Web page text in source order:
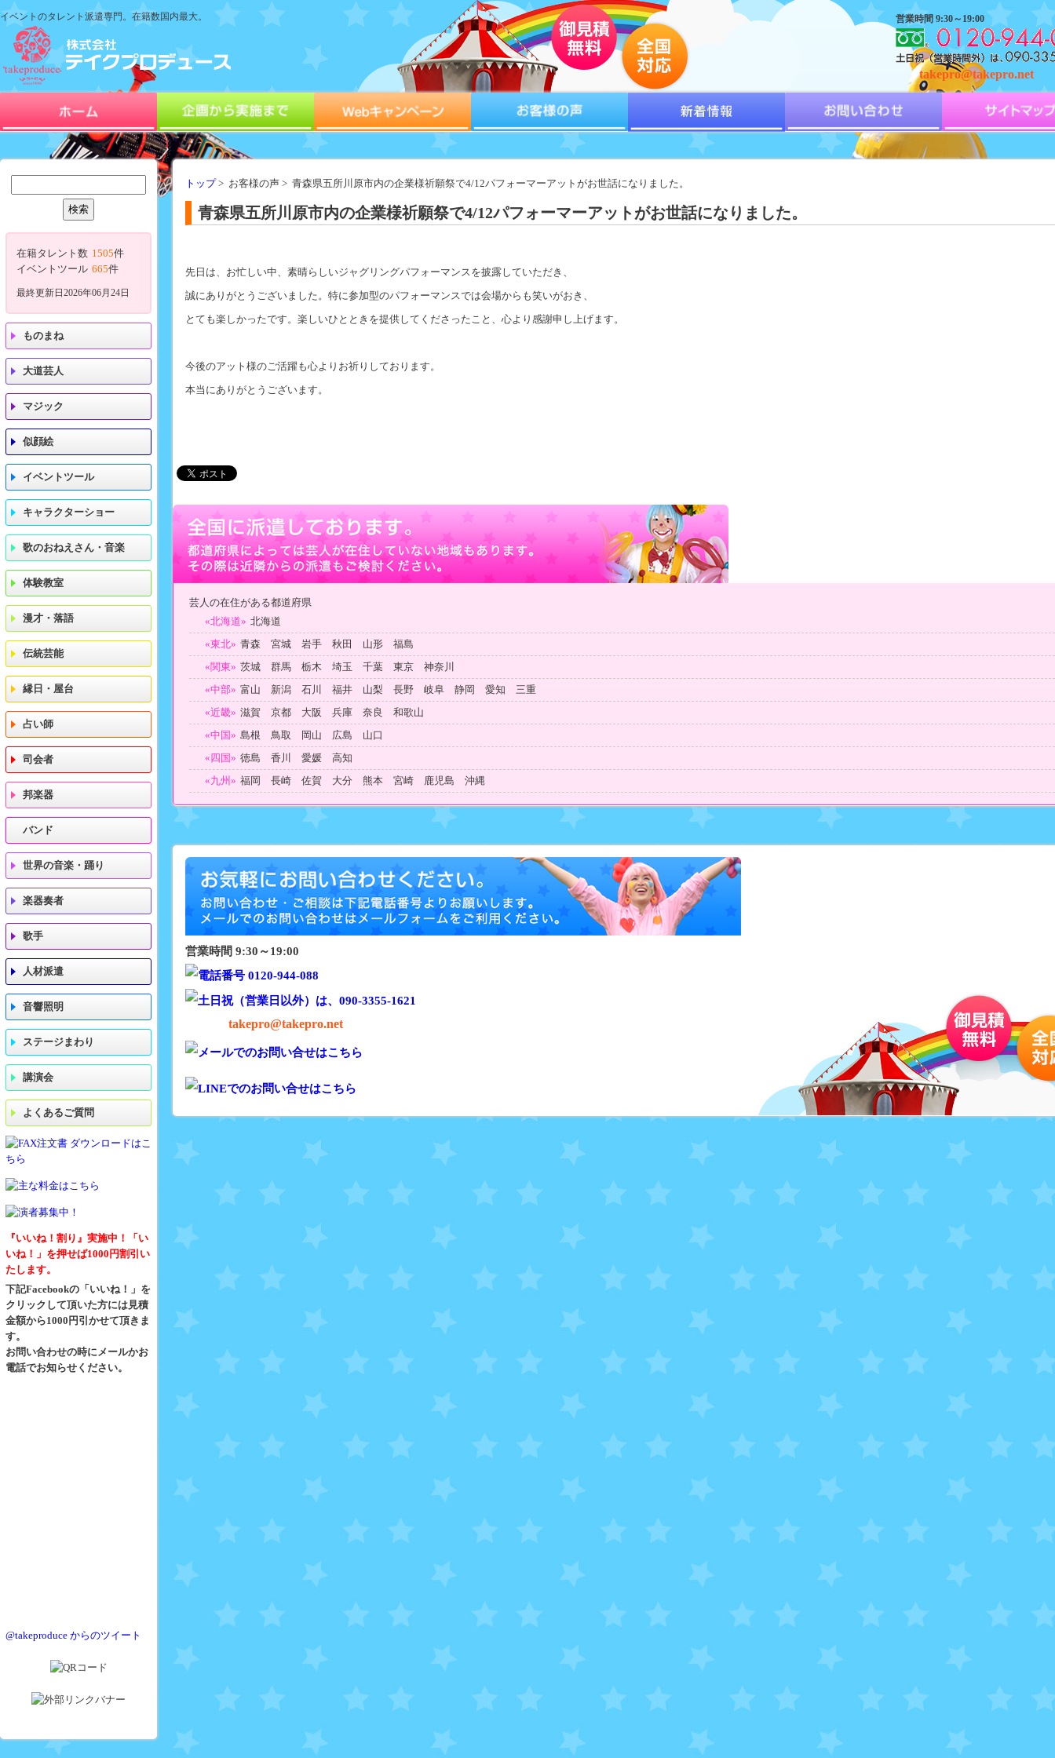
イベントのタレント派遣専門。在籍数国内最大。 営業時間 9:30～19:00
takepro@takepro.net
トップ> お客様の声 > 青森県五所川原市内の企業様祈願祭で4/12パフォーマーアットがお世話になりました。
青森県五所川原市内の企業様祈願祭で4/12パフォーマーアットがお世話になりました。
先日は、お忙しい中、素晴らしいジャグリングパフォーマンスを披露していただき、
誠にありがとうございました。特に参加型のパフォーマンスでは会場からも笑いがおき、
とても楽しかったです。楽しいひとときを提供してくださったこと、心より感謝申し上げます。
今後のアット様のご活躍も心よりお祈りしております。
本当にありがとうございます。
芸人の在住がある都道府県
«北海道» 北海道
«東北» 青森 宮城 岩手 秋田 山形 福島
«関東» 茨城 群馬 栃木 埼玉 千葉 東京 神奈川
«中部» 富山 新潟 石川 福井 山梨 長野 岐阜 静岡 愛知 三重
«近畿» 滋賀 京都 大阪 兵庫 奈良 和歌山
«中国» 島根 鳥取 岡山 広島 山口
«四国» 徳島 香川 愛媛 高知
«九州» 福岡 長崎 佐賀 大分 熊本 宮崎 鹿児島 沖縄
営業時間 9:30～19:00
takepro@takepro.net
在籍タレント数 1505件
イベントツール 665件
最終更新日2026年06月24日
ものまね
大道芸人
マジック
似顔絵
イベントツール
キャラクターショー
歌のおねえさん・音楽
体験教室
漫才・落語
伝統芸能
縁日・屋台
占い師
司会者
邦楽器
バンド
世界の音楽・踊り
楽器奏者
歌手
人材派遣
音響照明
ステージまわり
講演会
よくあるご質問
『いいね！割り』実施中！「い
いね！」を押せば1000円割引い
たします。
下記Facebookの「いいね！」を
クリックして頂いた方には見積
金額から1000円引かせて頂きま
す。
お問い合わせの時にメールかお
電話でお知らせください。
@takeproduce からのツイート